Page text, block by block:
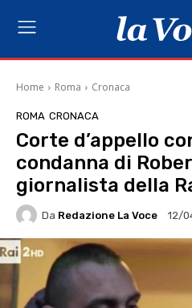
Home Roma Cronaca
ROMA CRONACA
Corte d’appello
condanna di
giornalista della
Da Redazione La Voce 12/